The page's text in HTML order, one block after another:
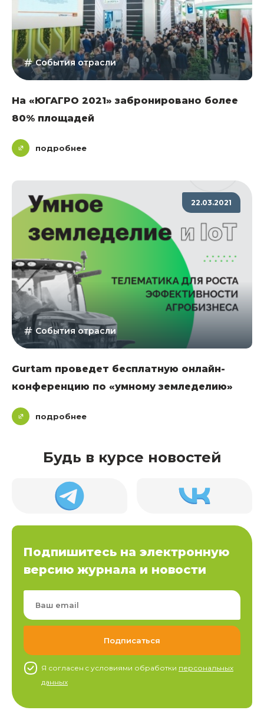
События отрасли
На «ЮГАГРО 2021» забронировано более
80% площадей
подробнее
22.03.2021
События отрасли
Gurtam проведет бесплатную онлайн-
конференцию по «умному земледелию»
подробнее
Будь в курсе новостей
Подпишитесь на электронную
версию журнала и новости
Я согласен c условиями обработки персональных
данных